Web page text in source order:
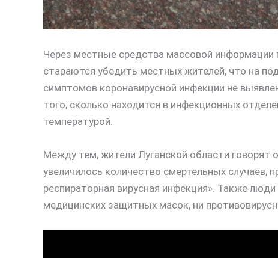
Через местные средства массовой информации
стараются убедить местных жителей, что на
симптомов коронавирусной инфекции не
того, сколько находится в инфекционных
температурой.
Между тем, жители Луганской области говорят
увеличилось количество смертельных случаев,
респираторная вирусная инфекция». Также
медицинских защитных масок, ни